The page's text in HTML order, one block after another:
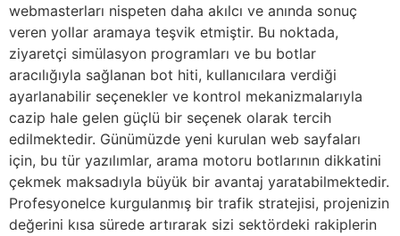
webmasterları nispeten daha akılcı ve anında sonuç
veren yollar aramaya teşvik etmiştir. Bu noktada,
ziyaretçi simülasyon programları ve bu botlar
aracılığıyla sağlanan bot hiti, kullanıcılara verdiği
ayarlanabilir seçenekler ve kontrol mekanizmalarıyla
cazip hale gelen güçlü bir seçenek olarak tercih
edilmektedir. Günümüzde yeni kurulan web sayfaları
için, bu tür yazılımlar, arama motoru botlarının dikkatini
çekmek maksadıyla büyük bir avantaj yaratabilmektedir.
Profesyonelce kurgulanmış bir trafik stratejisi, projenizin
değerini kısa sürede artırarak sizi sektördeki rakiplerin